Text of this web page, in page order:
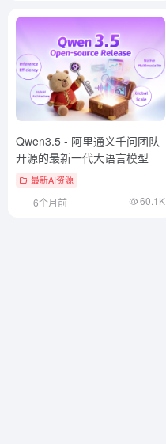
Qwen3.5 - 阿里通义千问团队
开源的最新一代大语言模型
最新AI资源
6个月前 60.1K